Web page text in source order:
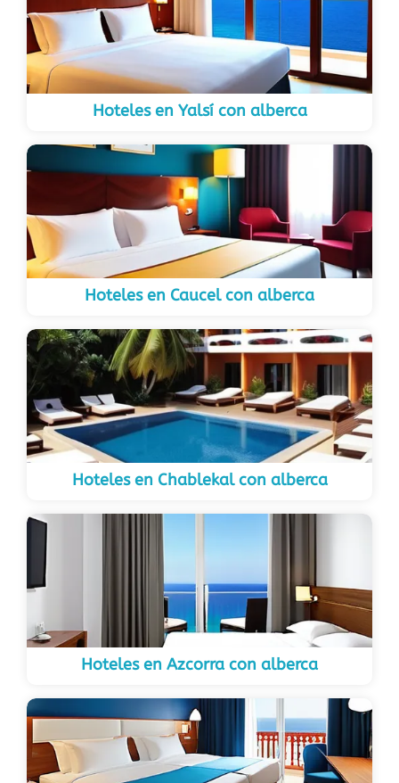
Hoteles en Yalsí con alberca
Hoteles en Caucel con alberca
Hoteles en Chablekal con alberca
Hoteles en Azcorra con alberca